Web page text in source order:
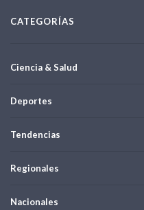
CATEGORÍAS
Ciencia & Salud
Deportes
Tendencias
Regionales
Nacionales